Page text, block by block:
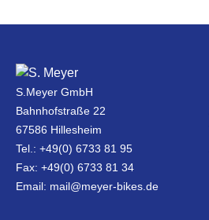
S.Meyer GmbH
Bahnhofstraße 22
67586 Hillesheim
Tel.: +49(0) 6733 81 95
Fax: +49(0) 6733 81 34
Email: mail@meyer-bikes.de